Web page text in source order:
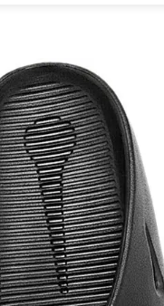
Littmann
Geriatrico